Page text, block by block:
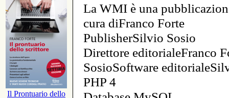
Il Prontuario dello
La WMI è una
cura diFranco Forte
PublisherSilvio Sosio
Direttore editorialeFranco
SosioSoftware
PHP 4